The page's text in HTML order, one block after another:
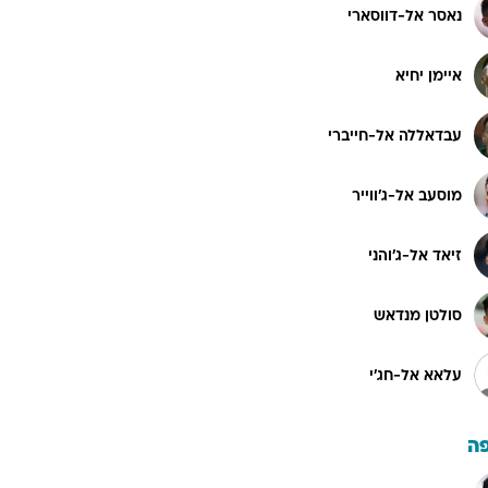
נאסר אל-דווסארי
איימן יחיא
עבדאללה אל-חייברי
מוסעב אל-ג'ווייר
זיאד אל-ג'והני
סולטן מנדאש
עלאא אל-חג'י